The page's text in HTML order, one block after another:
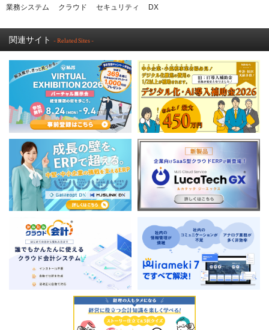
業務システム クラウド セキュリティ DX
関連サイト - Related Sites -